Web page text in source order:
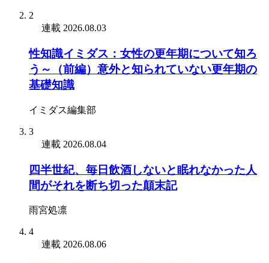
2
連載 2026.08.03
性知識イミダス：女性の更年期について知ろ
う～（前編）意外と知られていない更年期の
基礎知識
イミダス編集部
3
連載 2026.08.04
四半世紀、毎日飲酒しないと眠れなかった人
間がそれを断ち切った顛末記
雨宮処凛
4
連載 2026.08.06